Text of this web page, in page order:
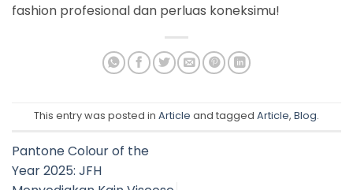
fashion profesional dan perluas koneksimu!
This entry was posted in Article and tagged Article, Blog.
Pantone Colour of the
Year 2025: JFH